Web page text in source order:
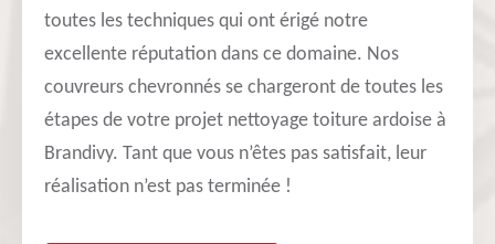
toutes les techniques qui ont érigé notre
excellente réputation dans ce domaine. Nos
couvreurs chevronnés se chargeront de toutes les
étapes de votre projet nettoyage toiture ardoise à
Brandivy. Tant que vous n’êtes pas satisfait, leur
réalisation n’est pas terminée !